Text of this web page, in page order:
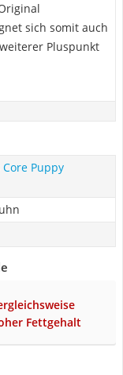
sich somit auch
Pluspunkt
Puppy
Fettgehalt